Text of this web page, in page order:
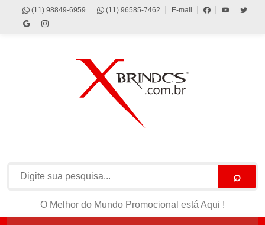
(11) 98849-6959 (11) 96585-7462 E-mail
⌕
O Melhor do Mundo Promocional está Aqui !